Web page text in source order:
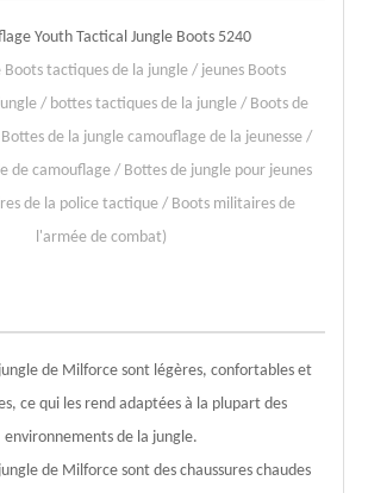
Youth Tactical Jungle Boots 5240
Boots tactiques de la jungle / jeunes Boots
/ bottes tactiques de la jungle / Boots de
de la jungle camouflage de la jeunesse /
de camouflage / Bottes de jungle pour jeunes
de la police tactique / Boots militaires de
l'armée de combat)
de Milforce sont légères, confortables et
ce qui les rend adaptées à la plupart des
environnements de la jungle.
de Milforce sont des chaussures chaudes